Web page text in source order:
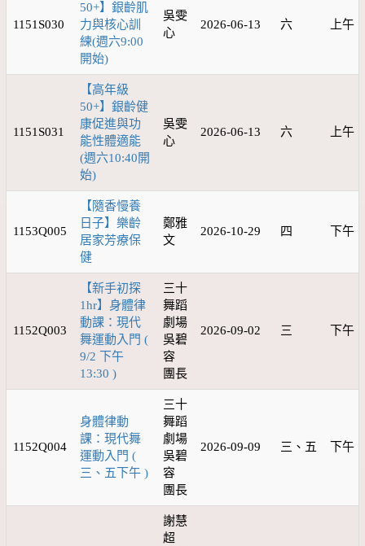
1151S030
50+】銀齡肌
力與核心訓
練(週六9:00
開始)
吳雯
心
2026-06-13 六 上午
1151S031
【高年級
50+】銀齡健
康促進與功
能性體適能
(週六10:40開
始)
吳雯
心
2026-06-13 六 上午
1153Q005
【隨香慢養
日子】樂齡
居家芳療保
健
鄭雅
文
2026-10-29 四 下午
1152Q003
【新手初探
1hr】身體律
動課：現代
舞運動入門 (
9/2 下午
13:30 )
三十
舞蹈
劇場
吳碧
容
團長
2026-09-02 三 下午
1152Q004
身體律動
課：現代舞
運動入門 (
三、五下午 )
三十
舞蹈
劇場
吳碧
容
團長
2026-09-09 三、五 下午
謝慧
超